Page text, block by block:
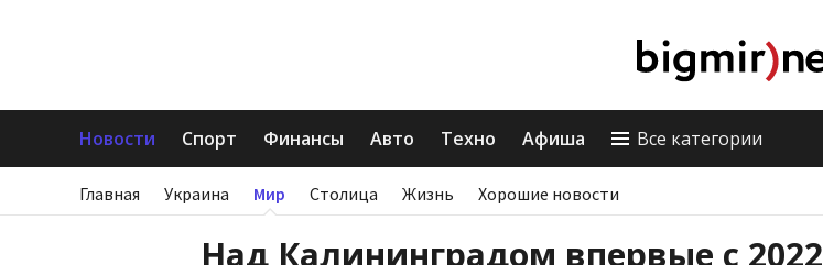
Новости Спорт Финансы Авто Техно Афиша Все категории
Главная Украина Мир Столица Жизнь Хорошие новости
Над Калининградом впервые с 2022